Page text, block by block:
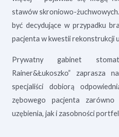
stawów skroniowo-
być decydujące w przypadku
pacjenta w kwestii rekonstrukcji
Prywatny gabinet
Rainer&Łukoszko”
specjaliści dobiorą
zębowego pacjenta
uzębienia, jak i zasobności